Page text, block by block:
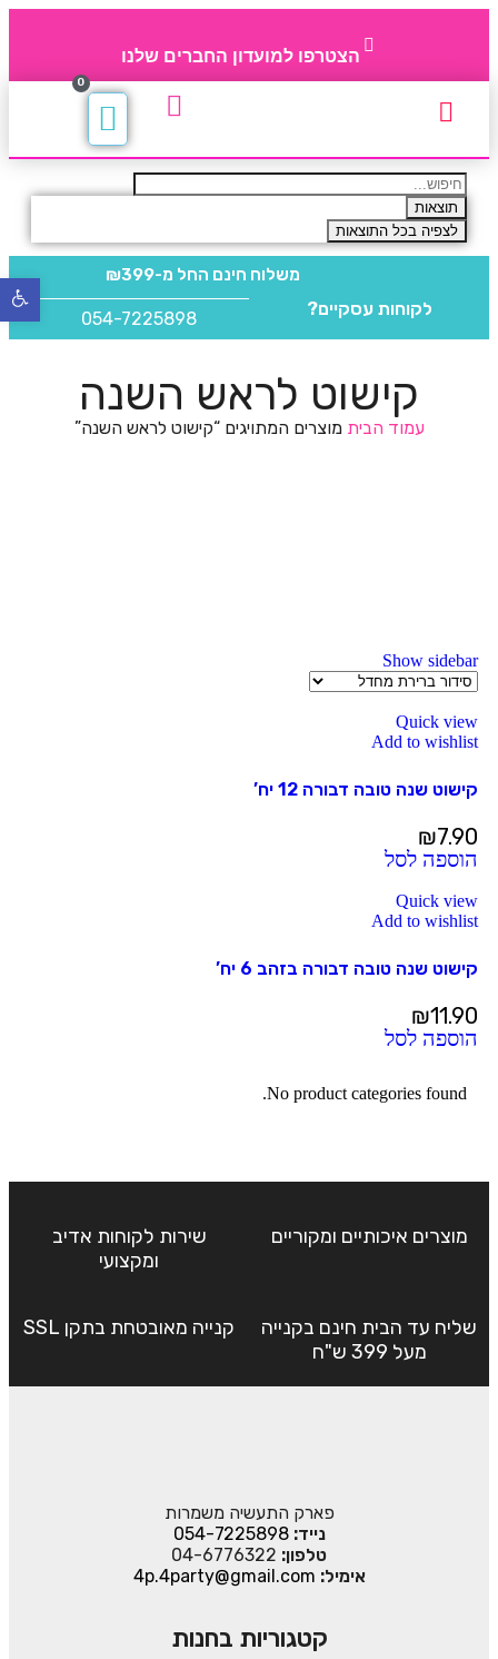
הצטרפו למועדון החברים שלנו
0
תוצאות
לצפיה בכל התוצאות
משלוח חינם החל מ-₪399
לקוחות עסקיים? 054-7225898
קישוט לראש השנה
עמוד הביתמוצרים המתויגים “קישוט לראש השנה”
Show sidebar
Quick view
Add to wishlist
קישוט שנה טובה דבורה 12 יח’
₪7.90
הוספה לסל
Quick view
Add to wishlist
קישוט שנה טובה דבורה בזהב 6 יח’
₪11.90
הוספה לסל
No product categories found.
מוצרים איכותיים ומקוריים
שירות לקוחות אדיב
ומקצועי
שליח עד הבית חינם בקנייה
מעל 399 ש"ח
קנייה מאובטחת בתקן SSL
פארק התעשיה משמרות
נייד:054-7225898
טלפון: 04-6776322
אימיל: 4p.4party@gmail.com
קטגוריות בחנות
פתח